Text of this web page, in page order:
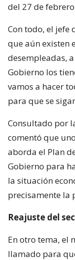
del 27 de
Con todo, el jefe
que aún existen
desempleadas,
Gobierno los
vamos a hacer
para que se
Consultado por
comentó que
aborda el Plan
Gobierno para
la situación
precisamente la
Reajuste del
En otro tema, el
llamado para